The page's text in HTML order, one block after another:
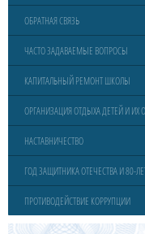
ОБРАТНАЯ СВЯЗЬ
ЧАСТО ЗАДАВАЕМЫЕ ВОПРОСЫ
КАПИТАЛЬНЫЙ РЕМОНТ ШКОЛЫ
ОРГАНИЗАЦИЯ ОТДЫХА ДЕТЕЙ И ИХ
НАСТАВНИЧЕСТВО
ГОД ЗАЩИТНИКА ОТЕЧЕСТВА И 80-
ПРОТИВОДЕЙСТВИЕ КОРРУПЦИИ